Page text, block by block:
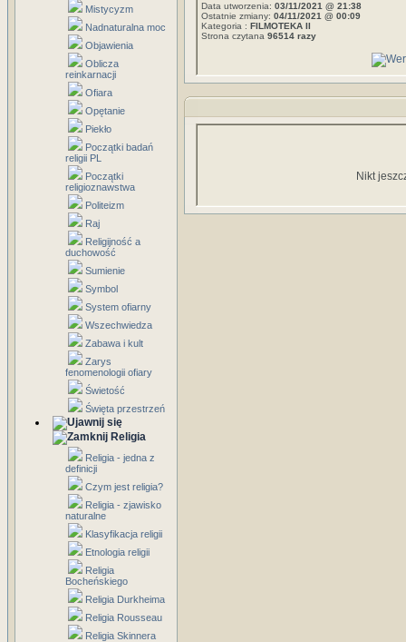
Mistycyzm
Nadnaturalna moc
Objawienia
Oblicza
reinkarnacji
Ofiara
Opętanie
Piekło
Początki badań
religii PL
Początki
religioznawstwa
Politeizm
Raj
Religijność a
duchowość
Sumienie
Symbol
System ofiarny
Wszechwiedza
Zabawa i kult
Zarys
fenomenologii ofiary
Świetość
Święta przestrzeń
Religia
Religia - jedna z
definicji
Czym jest religia?
Religia - zjawisko
naturalne
Klasyfikacja religii
Etnologia religii
Religia
Bocheńskiego
Religia Durkheima
Religia Rousseau
Religia Skinnera
Data utworzenia: 03/11/2021 @ 21:38
Ostatnie zmiany: 04/11/2021 @ 00:09
Kategoria : FILMOTEKA II
Strona czytana 96514 razy
Nikt